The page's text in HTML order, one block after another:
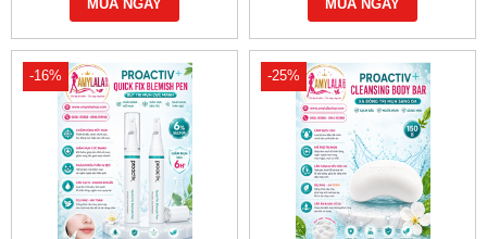
0944193968 -
AMYLALASHOP.COM -
MUA NGAY
0858193968 - 0944193968 -
AMYLALASHOP.COM -
MUA NGAY
-16% -25%